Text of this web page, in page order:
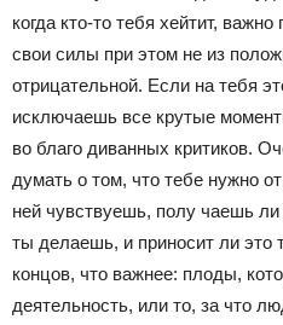
когда кто-то тебя хейтит,
свои силы при этом не из
отрицательной. Если на тебя
исключаешь все крутые
во благо диванных критиков.
думать о том, что тебе нужно
ней чувствуешь, полу чаешь ли
ты делаешь, и приносит ли это
концов, что важнее: плоды,
деятельность, или то, за что